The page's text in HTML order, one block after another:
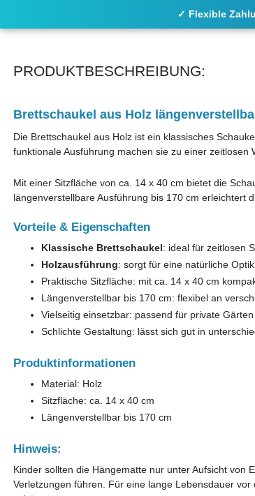
✓ Flexible
PRODUKTBESCHREIBUNG:
Brettschaukel aus Holz
Die Brettschaukel aus Holz ist ein klassisches
funktionale Ausführung machen sie zu einer zeitlosen
Mit einer Sitzfläche von ca. 14 x 40 cm bietet die
längenverstellbare Ausführung bis 170 cm erleichtert
Vorteile & Eigenschaften
Klassische Brettschaukel: ideal für zeitlosen
Holzausführung: sorgt für eine natürliche
Praktische Sitzfläche: mit ca. 14 x 40 cm
Längenverstellbar bis 170 cm: flexibel an
Vielseitig einsetzbar: passend für private
Schlichte Gestaltung: lässt sich gut in
Produktinformationen
Material: Holz
Sitzfläche: ca. 14 x 40 cm
Längenverstellbar bis 170 cm
Hinweis:
Kinder sollten die Hängematte nur unter Aufsicht von
Verletzungen führen. Für eine lange Lebensdauer